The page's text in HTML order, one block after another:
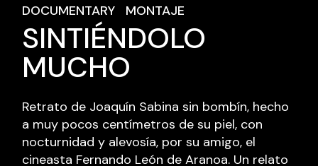
DOCUMENTARY MONTAJE
SINTIÉNDOLO
MUCHO
Retrato de Joaquín Sabina sin bombín, hecho
a muy pocos centímetros de su piel, con
nocturnidad y alevosía, por su amigo, el
cineasta Fernando León de Aranoa. Un relato